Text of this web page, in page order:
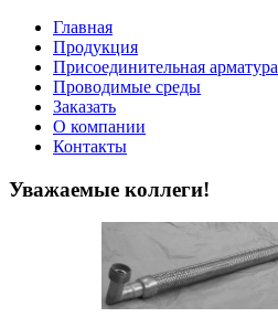
Главная
Продукция
Присоединительная арматура
Проводимые среды
Заказать
О компании
Контакты
Уважаемые коллеги!